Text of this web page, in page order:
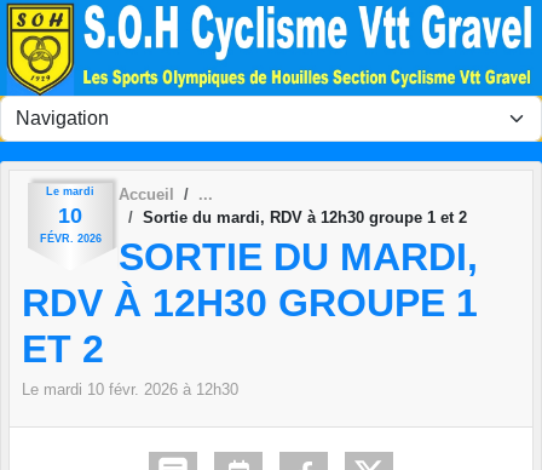
Le mardi
10
FÉVR. 2026
Accueil
Sortie du mardi, RDV à 12h30 groupe 1 et 2
SORTIE DU MARDI,
RDV À 12H30 GROUPE 1
ET 2
Le mardi 10 févr. 2026 à 12h30
Panneau de gestion des cookies